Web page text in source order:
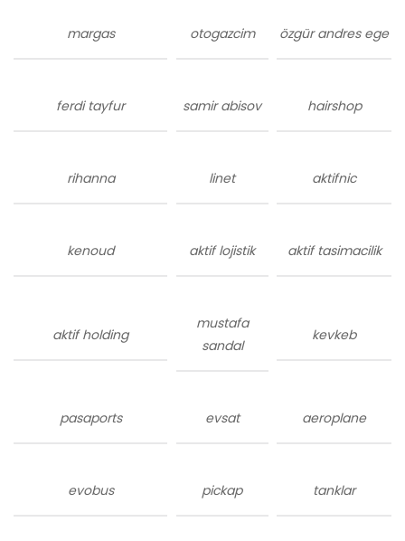
margas otogazcim özgür andres ege
ferdi tayfur samir abisov hairshop
rihanna linet aktifnic
kenoud aktif lojistik aktif tasimacilik
aktif holding
mustafa
sandal
kevkeb
pasaports evsat aeroplane
evobus pickap tanklar